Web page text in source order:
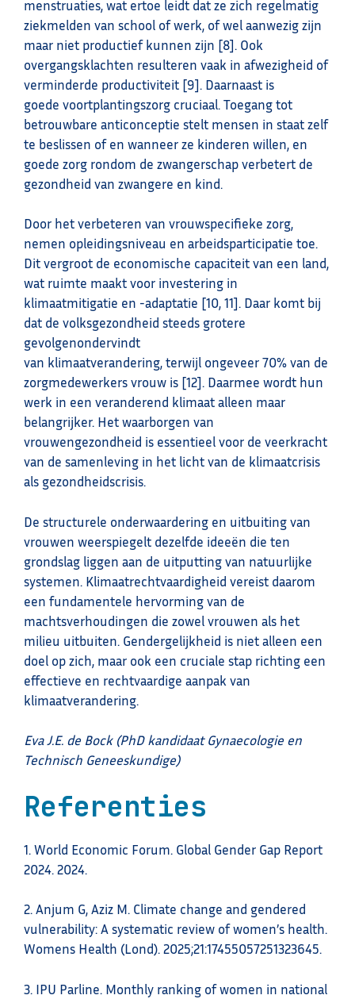
menstruaties, wat ertoe leidt dat ze zich regelmatig
ziekmelden van school of werk, of wel aanwezig zijn
maar niet productief kunnen zijn [8]. Ook
overgangsklachten resulteren vaak in afwezigheid of
verminderde productiviteit [9]. Daarnaast is
goede voortplantingszorg cruciaal. Toegang tot
betrouwbare anticonceptie stelt mensen in staat zelf
te beslissen of en wanneer ze kinderen willen, en
goede zorg rondom de zwangerschap verbetert de
gezondheid van zwangere en kind.
Door het verbeteren van vrouwspecifieke zorg,
nemen opleidingsniveau en arbeidsparticipatie toe.
Dit vergroot de economische capaciteit van een land,
wat ruimte maakt voor investering in
klimaatmitigatie en -adaptatie [10, 11]. Daar komt bij
dat de volksgezondheid steeds grotere
gevolgenondervindt
van klimaatverandering, terwijl ongeveer 70% van de
zorgmedewerkers vrouw is [12]. Daarmee wordt hun
werk in een veranderend klimaat alleen maar
belangrijker. Het waarborgen van
vrouwengezondheid is essentieel voor de veerkracht
van de samenleving in het licht van de klimaatcrisis
als gezondheidscrisis.
De structurele onderwaardering en uitbuiting van
vrouwen weerspiegelt dezelfde ideeën die ten
grondslag liggen aan de uitputting van natuurlijke
systemen. Klimaatrechtvaardigheid vereist daarom
een fundamentele hervorming van de
machtsverhoudingen die zowel vrouwen als het
milieu uitbuiten. Gendergelijkheid is niet alleen een
doel op zich, maar ook een cruciale stap richting een
effectieve en rechtvaardige aanpak van
klimaatverandering.
Eva J.E. de Bock (PhD kandidaat Gynaecologie en
Technisch Geneeskundige)
Referenties
1.​ World Economic Forum. Global Gender Gap Report
2024. 2024.
2.​ Anjum G, Aziz M. Climate change and gendered
vulnerability: A systematic review of women’s health.
Womens Health (Lond). 2025;21:17455057251323645.
3.​ IPU Parline. Monthly ranking of women in national